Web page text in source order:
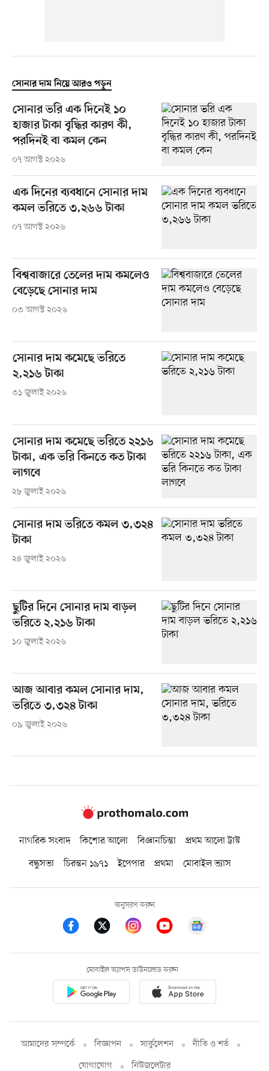
সোনার দাম নিয়ে আরও পড়ুন
সোনার ভরি এক দিনেই ১০
হাজার টাকা বৃদ্ধির কারণ কী,
পরদিনই বা কমল কেন
০৭ আগস্ট ২০২৬
এক দিনের ব্যবধানে সোনার দাম
কমল ভরিতে ৩,২৬৬ টাকা
০৭ আগস্ট ২০২৬
বিশ্ববাজারে তেলের দাম কমলেও
বেড়েছে সোনার দাম
০৩ আগস্ট ২০২৬
সোনার দাম কমেছে ভরিতে
২,২১৬ টাকা
৩১ জুলাই ২০২৬
সোনার দাম কমেছে ভরিতে ২২১৬
টাকা, এক ভরি কিনতে কত টাকা
লাগবে
২৮ জুলাই ২০২৬
সোনার দাম ভরিতে কমল ৩,৩২৪
টাকা
২৪ জুলাই ২০২৬
ছুটির দিনে সোনার দাম বাড়ল
ভরিতে ২,২১৬ টাকা
১০ জুলাই ২০২৬
আজ আবার কমল সোনার দাম,
ভরিতে ৩,৩২৪ টাকা
০৯ জুলাই ২০২৬
নাগরিক সংবাদ কিশোর আলো বিজ্ঞানচিন্তা
প্রথম আলো ট্রাস্ট
বন্ধুসভা
চিরন্তন ১৯৭১ ইপেপার প্রথমা মোবাইল ভ্যাস
অনুসরণ করুন
মোবাইল অ্যাপস ডাউনলোড করুন
আমাদের সম্পর্কে বিজ্ঞাপন সার্কুলেশন
নীতি ও শর্ত
যোগাযোগ
নিউজলেটার